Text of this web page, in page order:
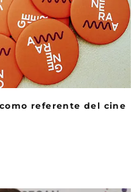
como referente del cine